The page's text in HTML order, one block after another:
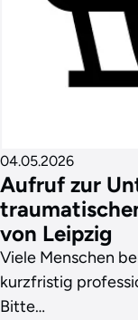
Aufruf zur
von Leipzig
04.05.2026
Viele Menschen
kurzfristig
Bitte…